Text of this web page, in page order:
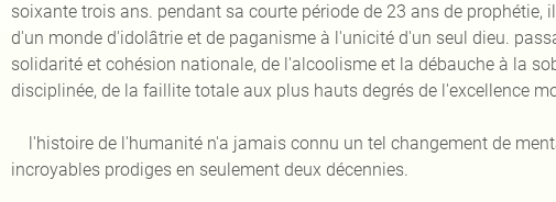
soixante trois ans. pendant sa courte période de 23 ans de
d'un monde d'idolâtrie et de paganisme à l'unicité d'un seul dieu.
solidarité et cohésion nationale, de l'alcoolisme et la débauche à la
disciplinée, de la faillite totale aux plus hauts degrés de l'excellence
l'histoire de l'humanité n'a jamais connu un tel changement de
incroyables prodiges en seulement deux décennies.